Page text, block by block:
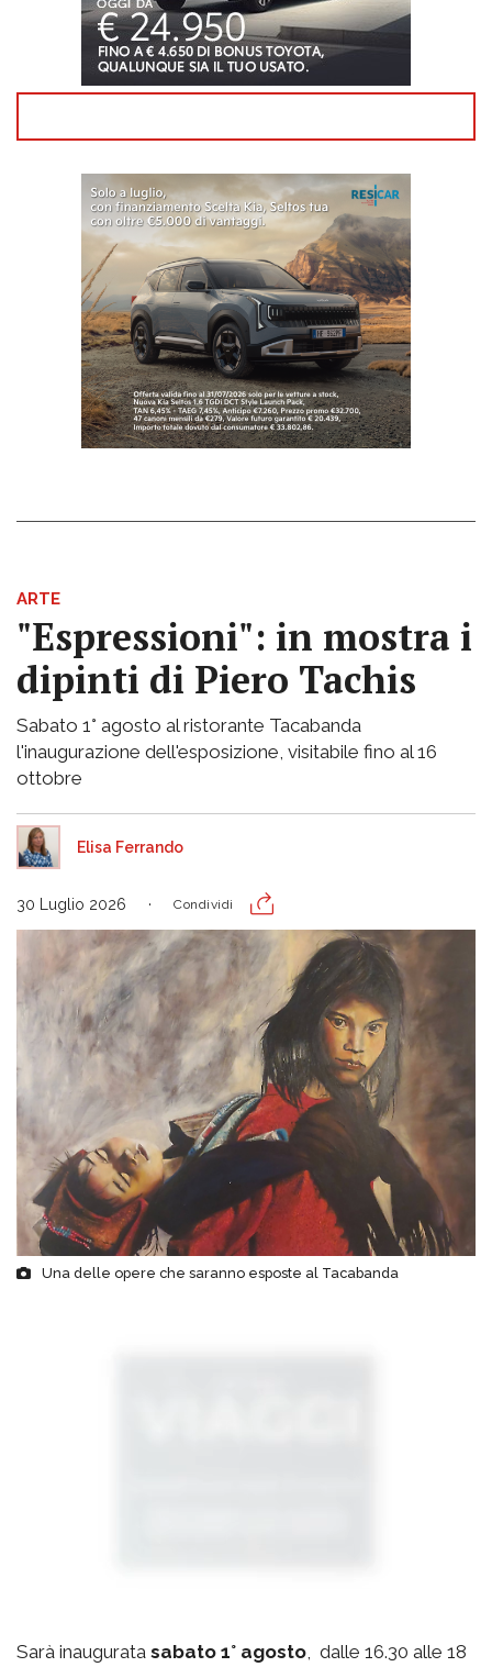
ARTE
"Espressioni": in mostra i
dipinti di Piero Tachis
Sabato 1° agosto al ristorante Tacabanda
l'inaugurazione dell'esposizione, visitabile fino al 16
ottobre
Elisa Ferrando
30 Luglio 2026 Condividi
Una delle opere che saranno esposte al Tacabanda
Sarà inaugurata sabato 1° agosto, dalle 16.30 alle 18